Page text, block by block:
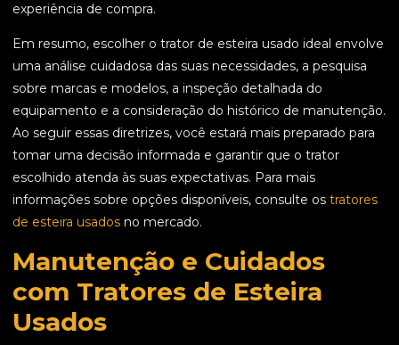
experiência de compra.
Em resumo, escolher o trator de esteira usado ideal envolve
uma análise cuidadosa das suas necessidades, a pesquisa
sobre marcas e modelos, a inspeção detalhada do
equipamento e a consideração do histórico de manutenção.
Ao seguir essas diretrizes, você estará mais preparado para
tomar uma decisão informada e garantir que o trator
escolhido atenda às suas expectativas. Para mais
informações sobre opções disponíveis, consulte os tratores
de esteira usados no mercado.
Manutenção e Cuidados
com Tratores de Esteira
Usados